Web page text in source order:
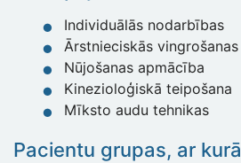
Individuālās nodarbības
Ārstnieciskās
Nūjošanas apmācība
Kinezioloģiskā teipošana
Mīksto audu tehnikas
Pacientu grupas, ar